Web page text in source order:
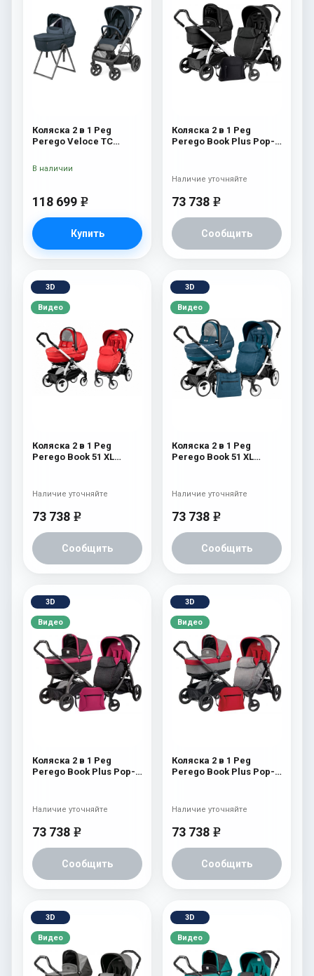
Коляска 2 в 1 Peg
Perego Veloce TC
118 699 e
Купить
В наличии
Коляска 2 в 1 Peg
Perego Book Plus Pop-
Pop-Up Completo) Onyx
73 738 e
Сообщить
Наличие уточняйте
3D
Видео
Коляска 2 в 1 Peg
Perego Book 51 XL
Pop-Up Completo,
Sunset
73 738 e
Сообщить
Наличие уточняйте
3D
Видео
Коляска 2 в 1 Peg
Perego Book 51 XL
Pop-Up Completo,
Saxony Blue
73 738 e
Сообщить
Наличие уточняйте
3D
Видео
Коляска 2 в 1 Peg
Perego Book Plus Pop-
Pop-Up Completo) Fleur
73 738 e
Сообщить
Наличие уточняйте
3D
Видео
Коляска 2 в 1 Peg
Perego Book Plus Pop-
Pop-Up Completo) Tulip
73 738 e
Сообщить
Наличие уточняйте
3D
Видео
3D
Видео